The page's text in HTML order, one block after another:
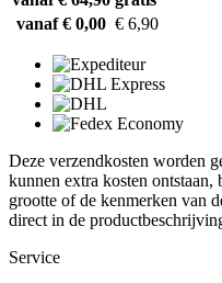
vanaf € 0,00 € 6,90
Deze verzendkosten worden
kunnen extra kosten
grootte of de kenmerken van
direct in de
Service